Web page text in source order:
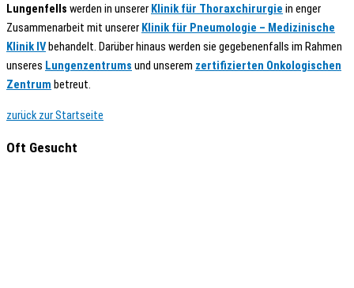
Lungenfells werden in unserer Klinik für Thoraxchirurgie in enger
Zusammenarbeit mit unserer Klinik für Pneumologie – Medizinische
Klinik IVbehandelt. Darüber hinaus werden sie gegebenenfalls im Rahmen
unseres Lungenzentrums und unserem zertifizierten Onkologischen
Zentrum betreut.
zurück zur Startseite
Oft Gesucht